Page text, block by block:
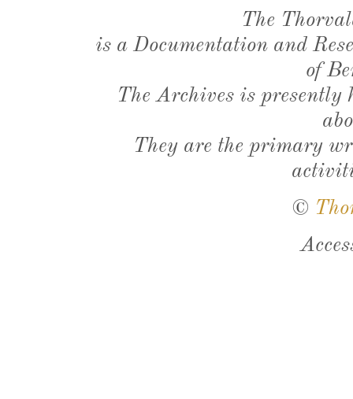
The
is a Documentation and
of
The Archives is presently
They are the primary
©